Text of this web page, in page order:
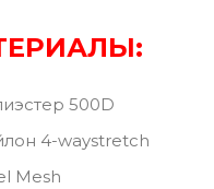
500D
4-waystretch
Mesh